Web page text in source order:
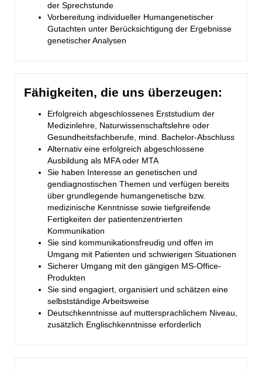
der Sprechstunde
Vorbereitung individueller Humangenetischer
Gutachten unter Berücksichtigung der Ergebnisse
genetischer Analysen
Fähigkeiten, die uns überzeugen:
Erfolgreich abgeschlossenes Erststudium der
Medizinlehre, Naturwissenschaftslehre oder
Gesundheitsfachberufe, mind. Bachelor-Abschluss
Alternativ eine erfolgreich abgeschlossene
Ausbildung als MFA oder MTA
Sie haben Interesse an genetischen und
gendiagnostischen Themen und verfügen bereits
über grundlegende humangenetische bzw.
medizinische Kenntnisse sowie tiefgreifende
Fertigkeiten der patientenzentrierten
Kommunikation
Sie sind kommunikationsfreudig und offen im
Umgang mit Patienten und schwierigen Situationen
Sicherer Umgang mit den gängigen MS-Office-
Produkten
Sie sind engagiert, organisiert und schätzen eine
selbstständige Arbeitsweise
Deutschkenntnisse auf muttersprachlichem Niveau,
zusätzlich Englischkenntnisse erforderlich